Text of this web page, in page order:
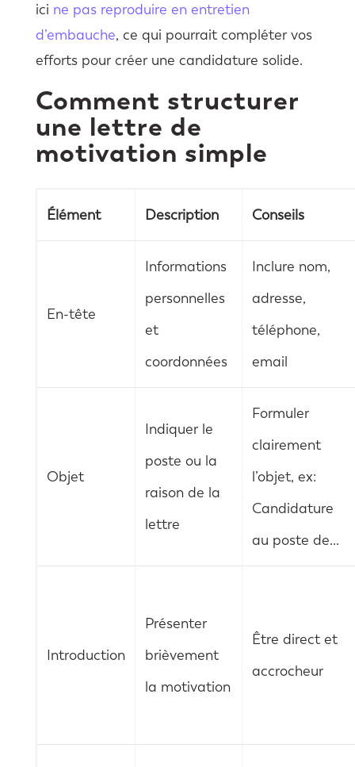
ici ne pas reproduire en entretien
d’embauche, ce qui pourrait compléter vos
efforts pour créer une candidature solide.
Comment structurer
une lettre de
motivation simple
Élément Description Conseils
En-tête
Informations
personnelles
et
coordonnées
Inclure nom,
adresse,
téléphone,
email
Objet
Indiquer le
poste ou la
raison de la
lettre
Formuler
clairement
l’objet, ex:
Candidature
au poste de…
Introduction
Présenter
brièvement
la motivation
Être direct et
accrocheur